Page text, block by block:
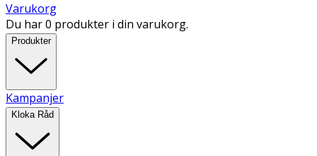
Varukorg
Du har 0 produkter i din varukorg.
Produkter
Kampanjer
Kloka Råd